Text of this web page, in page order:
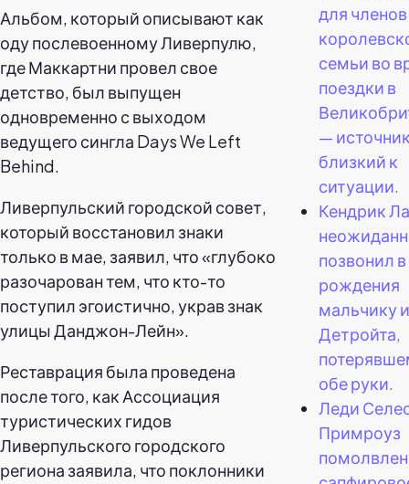
Альбом, который описывают как
оду послевоенному Ливерпулю,
где Маккартни провел свое
детство, был выпущен
одновременно с выходом
ведущего сингла Days We Left
Behind.
Ливерпульский городской совет,
который восстановил знаки
только в мае, заявил, что «глубоко
разочарован тем, что кто-то
поступил эгоистично, украв знак
улицы Данджон-Лейн».
Реставрация была проведена
после того, как Ассоциация
туристических гидов
Ливерпульского городского
региона заявила, что поклонники
для членов
семьи во
поездки в
—
близкий к
ситуации.
Кендрик
позвонил
рождения
мальчику
Детройта,
обе руки.
Леди
Примроуз